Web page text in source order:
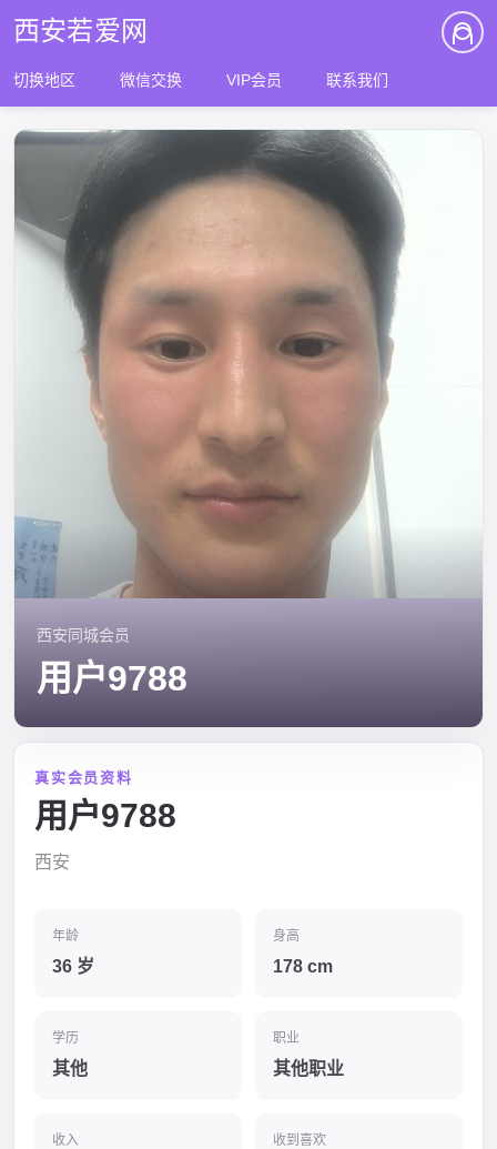
西安若爱网
切换地区 微信交换 VIP会员 联系我们
西安同城会员
用户9788
真实会员资料
用户9788
西安
年龄
36 岁
身高
178 cm
学历
其他
职业
其他职业
收入 收到喜欢